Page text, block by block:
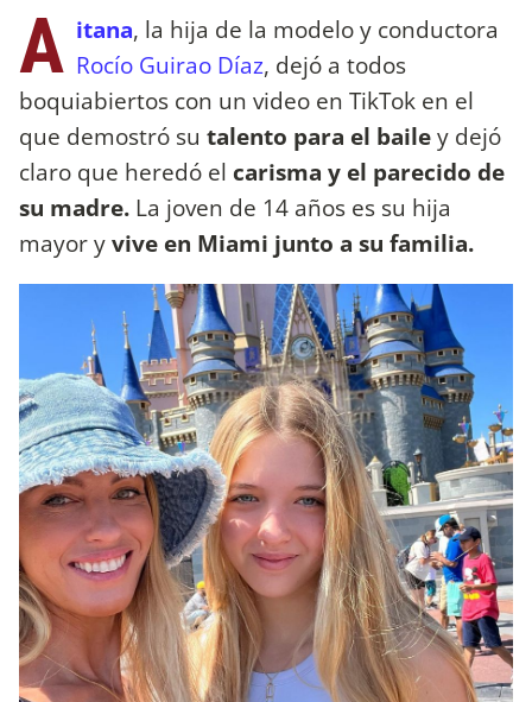
A itana, la hija de la modelo y conductora
Rocío Guirao Díaz, dejó a todos
boquiabiertos con un video en TikTok en el
que demostró su talento para el bailey dejó
claro que heredó el carisma y el parecido de
su madre. La joven de 14 años es su hija
mayor yvive en Miami junto a su familia.